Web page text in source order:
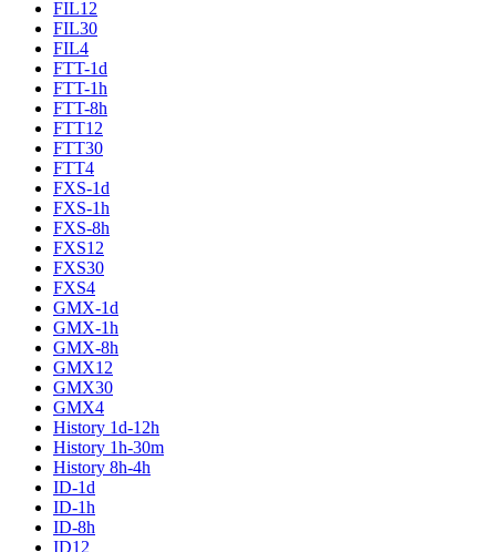
FIL12
FIL30
FIL4
FTT-1d
FTT-1h
FTT-8h
FTT12
FTT30
FTT4
FXS-1d
FXS-1h
FXS-8h
FXS12
FXS30
FXS4
GMX-1d
GMX-1h
GMX-8h
GMX12
GMX30
GMX4
History 1d-12h
History 1h-30m
History 8h-4h
ID-1d
ID-1h
ID-8h
ID12